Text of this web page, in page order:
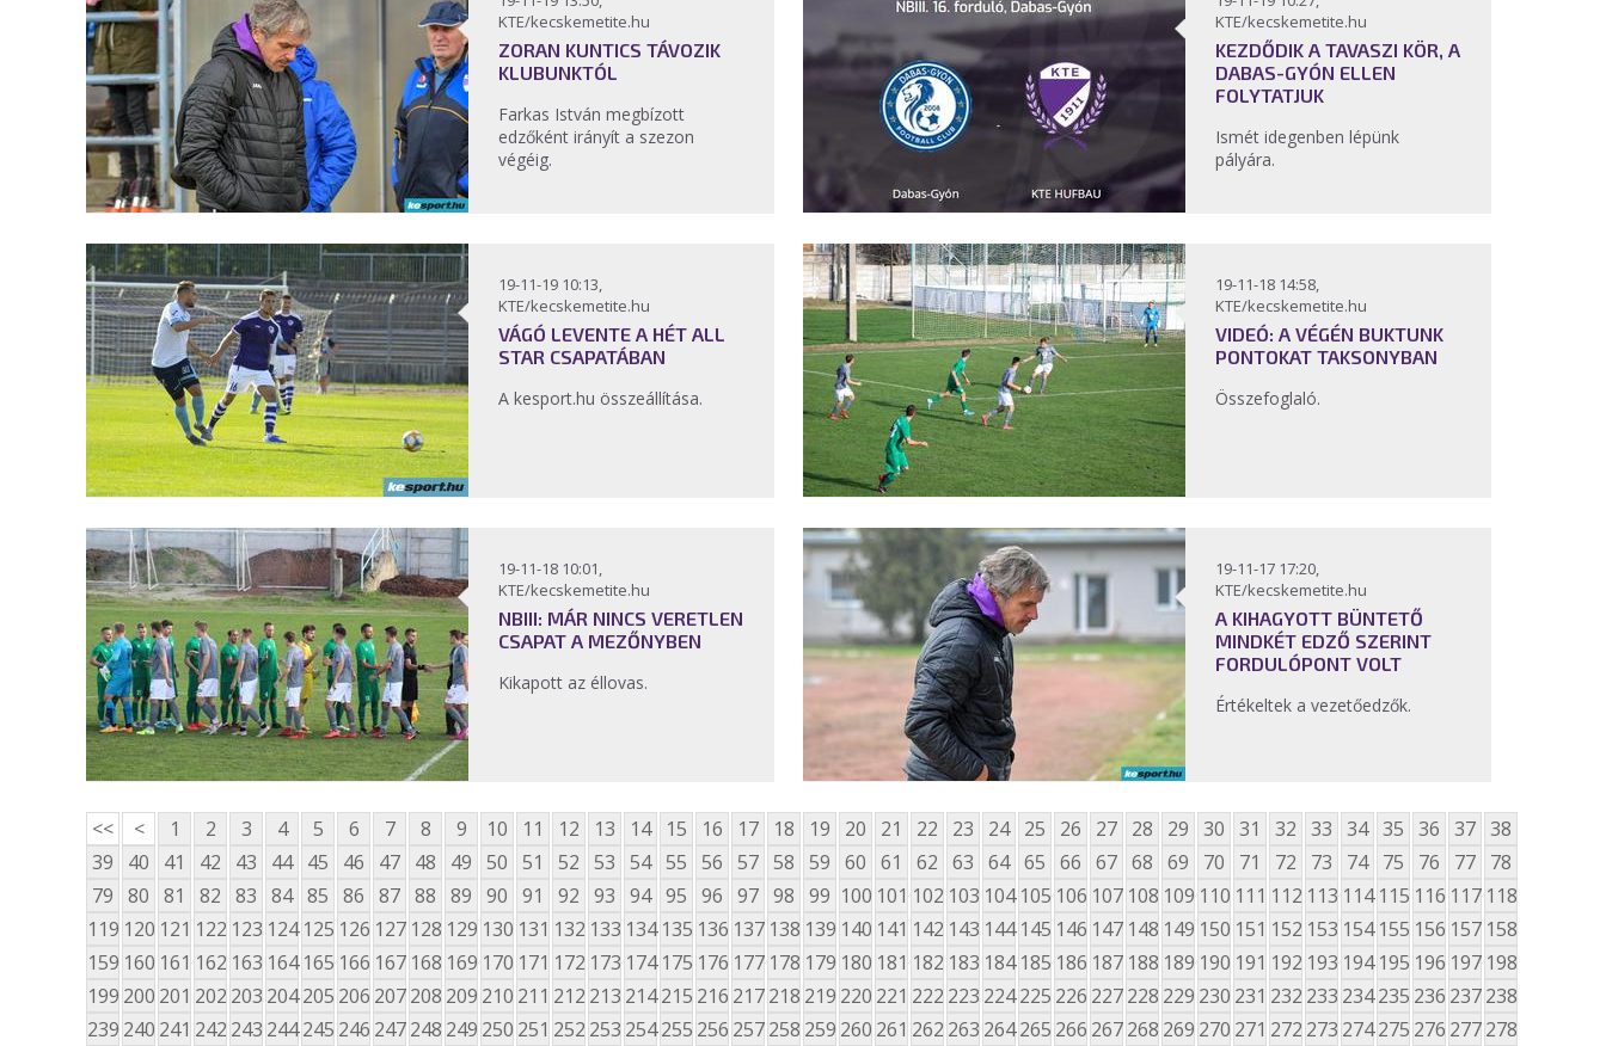
KTE/kecskemetite.hu
ZORAN KUNTICS TÁVOZIK
KLUBUNKTÓL
Farkas István megbízott
edzőként irányít a szezon
végéig.
KTE/kecskemetite.hu
KEZDŐDIK A TAVASZI KÖR, A
DABAS-GYÓN ELLEN
FOLYTATJUK
Ismét idegenben lépünk
pályára.
19-11-19 10:13,
KTE/kecskemetite.hu
VÁGÓ LEVENTE A HÉT ALL
STAR CSAPATÁBAN
A kesport.hu összeállítása.
19-11-18 14:58,
KTE/kecskemetite.hu
VIDEÓ: A VÉGÉN BUKTUNK
PONTOKAT TAKSONYBAN
Összefoglaló.
19-11-18 10:01,
KTE/kecskemetite.hu
NBIII: MÁR NINCS VERETLEN
CSAPAT A MEZŐNYBEN
Kikapott az éllovas.
19-11-17 17:20,
KTE/kecskemetite.hu
A KIHAGYOTT BÜNTETŐ
MINDKÉT EDZŐ SZERINT
FORDULÓPONT VOLT
Értékeltek a vezetőedzők.
<< < 1 2 3 4 5 6 7 8 9 10 11 12 13 14 15 16 17 18 19 20 21 22 23 24 25 26 27 28 29 30 31 32 33 34 35 36 37 38
39
40 41 42 43 44 45 46 47 48 49 50 51 52 53 54 55 56 57 58 59 60 61 62 63 64 65 66 67 68 69 70 71 72 73 74 75 76 77 78
79 80 81 82 83 84 85 86 87 88 89 90 91 92 93 94 95 96 97 98 99 100 101 102 103 104 105 106 107 108 109 110 111 112 113 114 115 116 117 118
119 120 121 122 123 124 125 126 127 128 129 130 131 132 133 134 135 136 137 138 139 140 141 142 143 144 145 146 147 148 149 150 151 152 153 154 155 156 157 158
159 160 161 162 163 164 165 166 167 168 169 170 171 172 173 174 175 176 177 178 179 180 181 182 183 184 185 186 187 188 189 190 191 192 193 194 195 196 197 198
199 200 201 202 203 204205 206 207208 209 210 211 212 213 214215 216 217218 219 220 221 222 223 224225 226 227228 229 230 231 232 233 234235 236 237238
239 240 241 242 243 244245 246 247248 249 250 251 252 253 254255 256 257258 259 260 261 262 263 264265 266 267268 269 270 271 272 273 274275 276 277278